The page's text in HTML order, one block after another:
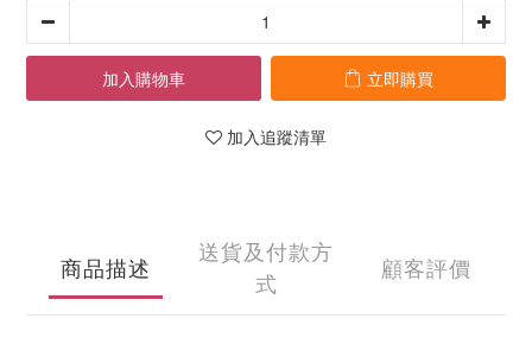
加入購物車 立即購買
加入追蹤清單
商品描述
送貨及付款方
式
顧客評價